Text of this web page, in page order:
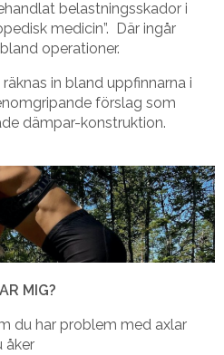
belastningsskador i
medicin”. Där ingår
operationer.
in bland uppfinnarna i
förslag som
dämpar-konstruktion.
MIG?
du har problem med axlar
åker